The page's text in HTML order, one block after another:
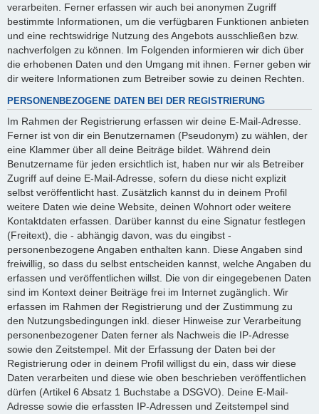
verarbeiten. Ferner erfassen wir auch bei anonymen Zugriff
bestimmte Informationen, um die verfügbaren Funktionen anbieten
und eine rechtswidrige Nutzung des Angebots ausschließen bzw.
nachverfolgen zu können. Im Folgenden informieren wir dich über
die erhobenen Daten und den Umgang mit ihnen. Ferner geben wir
dir weitere Informationen zum Betreiber sowie zu deinen Rechten.
PERSONENBEZOGENE DATEN BEI DER REGISTRIERUNG
Im Rahmen der Registrierung erfassen wir deine E-Mail-Adresse.
Ferner ist von dir ein Benutzernamen (Pseudonym) zu wählen, der
eine Klammer über all deine Beiträge bildet. Während dein
Benutzername für jeden ersichtlich ist, haben nur wir als Betreiber
Zugriff auf deine E-Mail-Adresse, sofern du diese nicht explizit
selbst veröffentlicht hast. Zusätzlich kannst du in deinem Profil
weitere Daten wie deine Website, deinen Wohnort oder weitere
Kontaktdaten erfassen. Darüber kannst du eine Signatur festlegen
(Freitext), die - abhängig davon, was du eingibst -
personenbezogene Angaben enthalten kann. Diese Angaben sind
freiwillig, so dass du selbst entscheiden kannst, welche Angaben du
erfassen und veröffentlichen willst. Die von dir eingegebenen Daten
sind im Kontext deiner Beiträge frei im Internet zugänglich. Wir
erfassen im Rahmen der Registrierung und der Zustimmung zu
den Nutzungsbedingungen inkl. dieser Hinweise zur Verarbeitung
personenbezogener Daten ferner als Nachweis die IP-Adresse
sowie den Zeitstempel. Mit der Erfassung der Daten bei der
Registrierung oder in deinem Profil willigst du ein, dass wir diese
Daten verarbeiten und diese wie oben beschrieben veröffentlichen
dürfen (Artikel 6 Absatz 1 Buchstabe a DSGVO). Deine E-Mail-
Adresse sowie die erfassten IP-Adressen und Zeitstempel sind